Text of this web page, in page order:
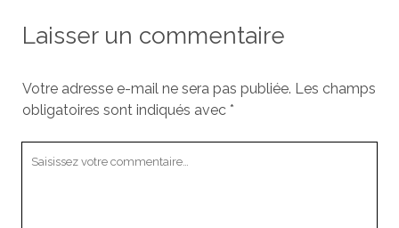
Laisser un commentaire
Votre adresse e-mail ne sera pas publiée. Les champs
obligatoires sont indiqués avec *